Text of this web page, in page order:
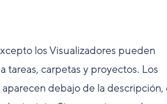
los Visualizadores pueden
tareas, carpetas y proyectos. Los
debajo de la descripción,